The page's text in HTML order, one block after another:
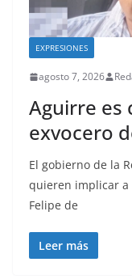
EXPRESIONES
agosto 7, 2026
Aguirre es
exvocero
El gobierno de la
quieren implicar a
Felipe de
Leer más